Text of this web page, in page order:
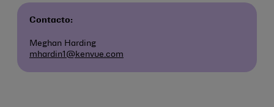
Contacto:
Meghan Harding
mhardin1@kenvue.com